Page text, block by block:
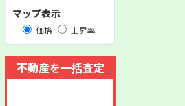
マップ表示
価格 上昇率
不動産を一括査定